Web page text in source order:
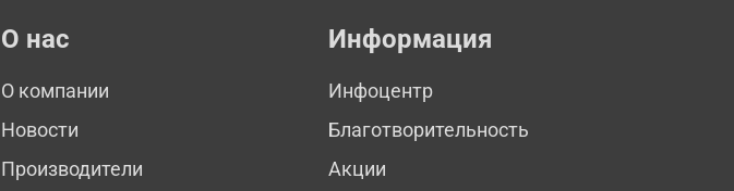
О нас
О компании
Новости
Производители
Информация
Инфоцентр
Благотворительность
Акции